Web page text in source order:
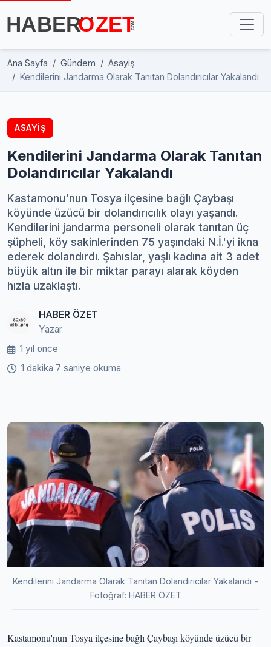
Ana Sayfa Gündem
Asayiş
Kendilerini Jandarma Olarak Tanıtan Dolandırıcılar Yakalandı
ASAYIŞ
Kendilerini Jandarma Olarak Tanıtan
Dolandırıcılar Yakalandı
Kastamonu'nun Tosya ilçesine bağlı Çaybaşı
köyünde üzücü bir dolandırıcılık olayı yaşandı.
Kendilerini jandarma personeli olarak tanıtan üç
şüpheli, köy sakinlerinden 75 yaşındaki N.İ.'yi ikna
ederek dolandırdı. Şahıslar, yaşlı kadına ait 3 adet
büyük altın ile bir miktar parayı alarak köyden
hızla uzaklaştı.
HABER ÖZET
Yazar
1 yıl önce
1 dakika 7 saniye okuma
Kendilerini Jandarma Olarak Tanıtan Dolandırıcılar Yakalandı -
Fotoğraf: HABER ÖZET
Kastamonu'nun Tosya ilçesine bağlı Çaybaşı köyünde üzücü bir